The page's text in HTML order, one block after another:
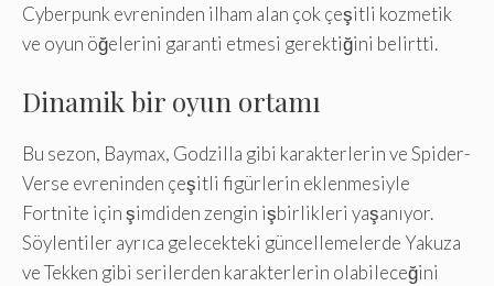
Cyberpunk evreninden ilham alan çok çeşitli kozmetik
ve oyun öğelerini garanti etmesi gerektiğini belirtti.
Dinamik bir oyun ortamı
Bu sezon, Baymax, Godzilla gibi karakterlerin ve Spider-
Verse evreninden çeşitli figürlerin eklenmesiyle
Fortnite için şimdiden zengin işbirlikleri yaşanıyor.
Söylentiler ayrıca gelecekteki güncellemelerde Yakuza
ve Tekken gibi serilerden karakterlerin olabileceğini